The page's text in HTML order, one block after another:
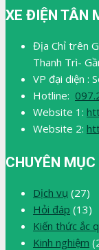
XE ĐIỆN TÂN
Địa Chỉ trên
Thanh Trì-
VP đại diện :
Hotline:
Website 1:
Website 2:
CHUYÊN MỤC
Dịch vụ (27)
Hỏi đáp (13)
Kiến thức ắc
Kinh nghiệm